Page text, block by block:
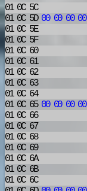
01 0C 5C
01 0C 5D 00 00 00 00
01 0C 5E
01 0C 5F
01 0C 60
01 0C 61
01 0C 62
01 0C 63
01 0C 64
01 0C 65 00 00 00 00
01 0C 66
01 0C 67
01 0C 68
01 0C 69
01 0C 6A
01 0C 6B
01 0C 6C